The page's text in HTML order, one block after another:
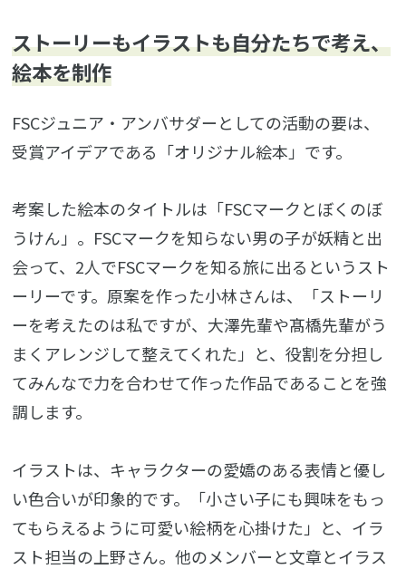
ストーリーもイラストも自分たちで考え、
絵本を制作
FSCジュニア・アンバサダーとしての活動の要は、
受賞アイデアである「オリジナル絵本」です。
考案した絵本のタイトルは「FSCマークとぼくのぼ
うけん」。FSCマークを知らない男の子が妖精と出
会って、2人でFSCマークを知る旅に出るというスト
ーリーです。原案を作った小林さんは、「ストーリ
ーを考えたのは私ですが、大澤先輩や髙橋先輩がう
まくアレンジして整えてくれた」と、役割を分担し
てみんなで力を合わせて作った作品であることを強
調します。
イラストは、キャラクターの愛嬌のある表情と優し
い色合いが印象的です。「小さい子にも興味をもっ
てもらえるように可愛い絵柄を心掛けた」と、イラ
スト担当の上野さん。他のメンバーと文章とイラス